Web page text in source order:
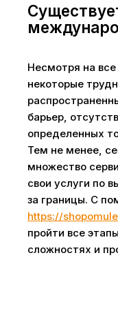
Несмотря на
некоторые
барьер,
определенных
Тем не менее,
множество
свои услуги по
за границы. С
https://
пройти все
сложностях и